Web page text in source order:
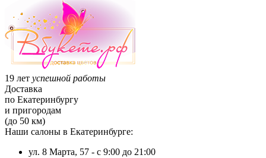
19 лет успешной работы
Доставка
по Екатеринбургу
и пригородам
(до 50 км)
Наши салоны в Екатеринбурге:
ул. 8 Марта, 57 - с 9:00 до 21:00